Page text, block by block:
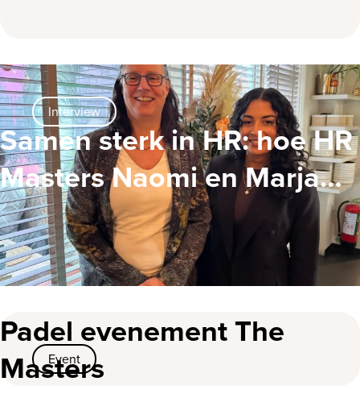
Interview
Samen sterk in HR: hoe HR
Masters Naomi en Marja
elkaar versterken!
Event
Padel evenement The
Masters